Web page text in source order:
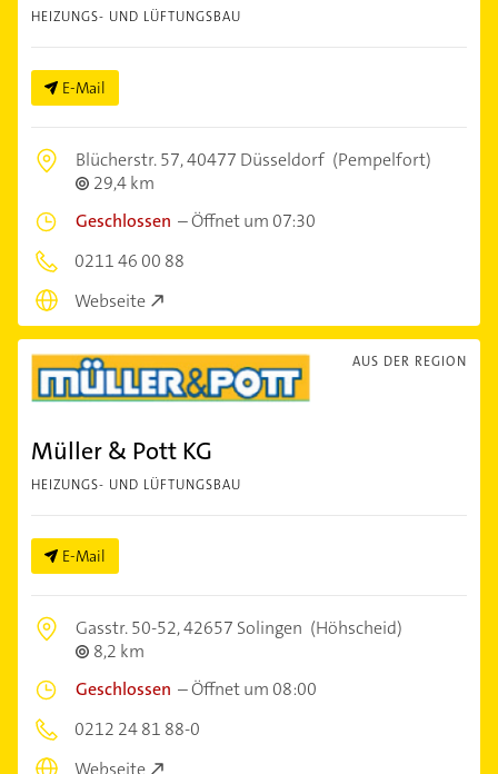
HEIZUNGS- UND LÜFTUNGSBAU
E-Mail
Blücherstr. 57,40477 Düsseldorf (Pempelfort)
29,4 km
Geschlossen –Öffnet um 07:30
0211 46 00 88
Webseite
AUS DER REGION
Müller & Pott KG
HEIZUNGS- UND LÜFTUNGSBAU
E-Mail
Gasstr. 50-52,42657 Solingen (Höhscheid)
8,2 km
Geschlossen –Öffnet um 08:00
0212 24 81 88-0
Webseite